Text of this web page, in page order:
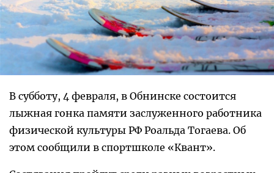
В субботу, 4 февраля, в Обнинске состоится
лыжная гонка памяти заслуженного работника
физической культуры РФ Роальда Тогаева. Об
этом сообщили в спортшколе «Квант».